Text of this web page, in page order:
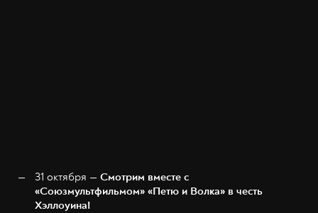
31 октября — Смотрим вместе с
«Союзмультфильмом» «Петю и Волка» в честь
Хэллоуина!